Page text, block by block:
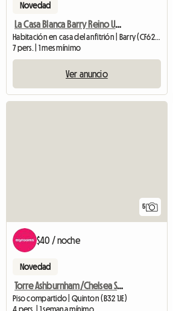
Novedad
La Casa Blanca Barry Reino Unido
Habitación en casa del anfitrión | Barry (CF62 8JB)
7 pers. | 1 mes mínimo
Ver anuncio
5
$40 / noche
Novedad
Torre Ashburnham/Chelsea SW10
Piso compartido | Quinton (B32 1JE)
4 pers. | 1 semana mínimo